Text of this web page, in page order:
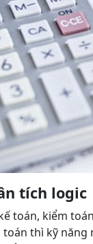
tích logic
toán, kiểm
thì kỹ năng